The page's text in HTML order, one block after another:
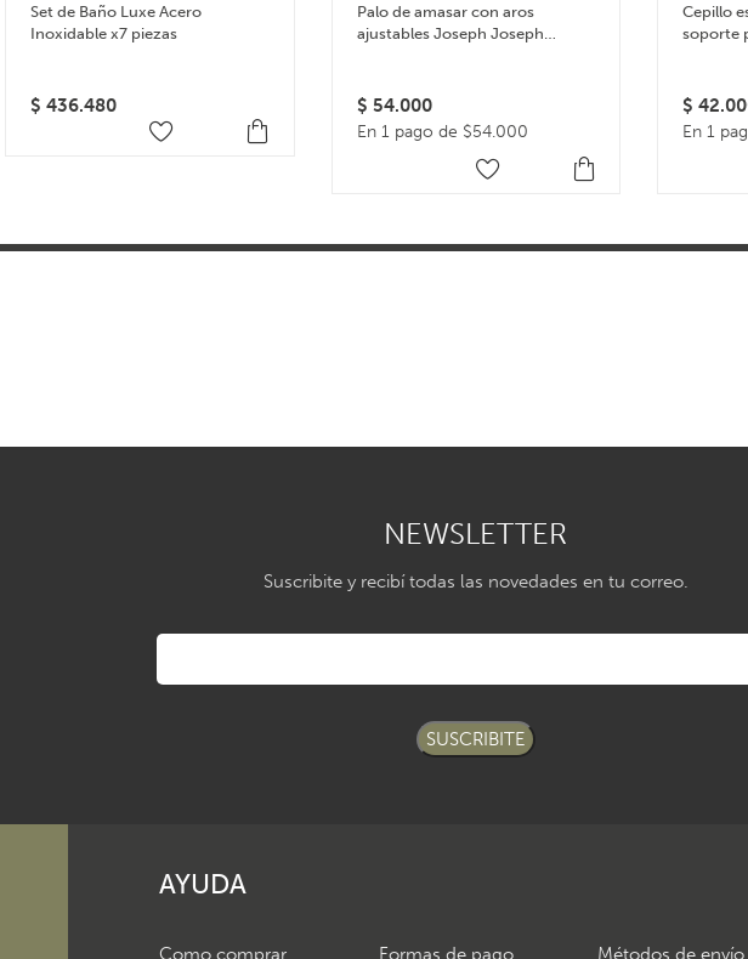
Set de Baño Luxe Acero
Inoxidable x7 piezas
$ 436.480
Palo de amasar con aros
ajustables Joseph Joseph
$ 54.000
En 1 pago de $54.000
Cepillo
soporte
$
En 1
NEWSLETTER
Suscribite y recibí todas las novedades en tu correo.
SUSCRIBITE
AYUDA
Como comprar Formas de pago Métodos de envío